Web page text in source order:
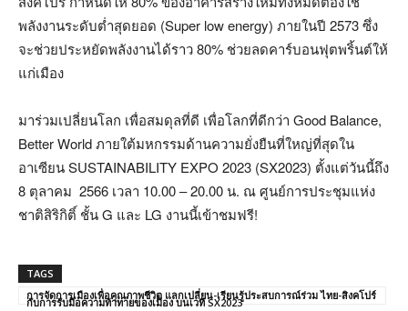
พลังงานระดับต่ำสุดยอด (Super low energy) ภายในปี 2573 ซึ่ง
จะช่วยประหยัดพลังงานได้ราว 80% ช่วยลดคาร์บอนฟุตพริ้นต์ให้
แก่เมือง
มาร่วมเปลี่ยนโลก เพื่อสมดุลที่ดี เพื่อโลกที่ดีกว่า Good Balance,
Better World ภายใต้มหกรรมด้านความยั่งยืนที่ใหญ่ที่สุดใน
อาเซียน SUSTAINABILITY EXPO 2023 (SX2023) ตั้งแต่วันนี้ถึง
8 ตุลาคม 2566 เวลา 10.00 – 20.00 น. ณ ศูนย์การประชุมแห่ง
ชาติสิริกิติ์ ชั้น G และ LG งานนี้เข้าชมฟรี!
TAGS
การจัดการเมืองเพื่อคุณภาพชีวิต แลกเปลี่ยน-เรียนรู้ประสบการณ์ร่วม ไทย-สิงคโปร์
กับการรับมือความท้าทายของเมือง บนเวที SX2023